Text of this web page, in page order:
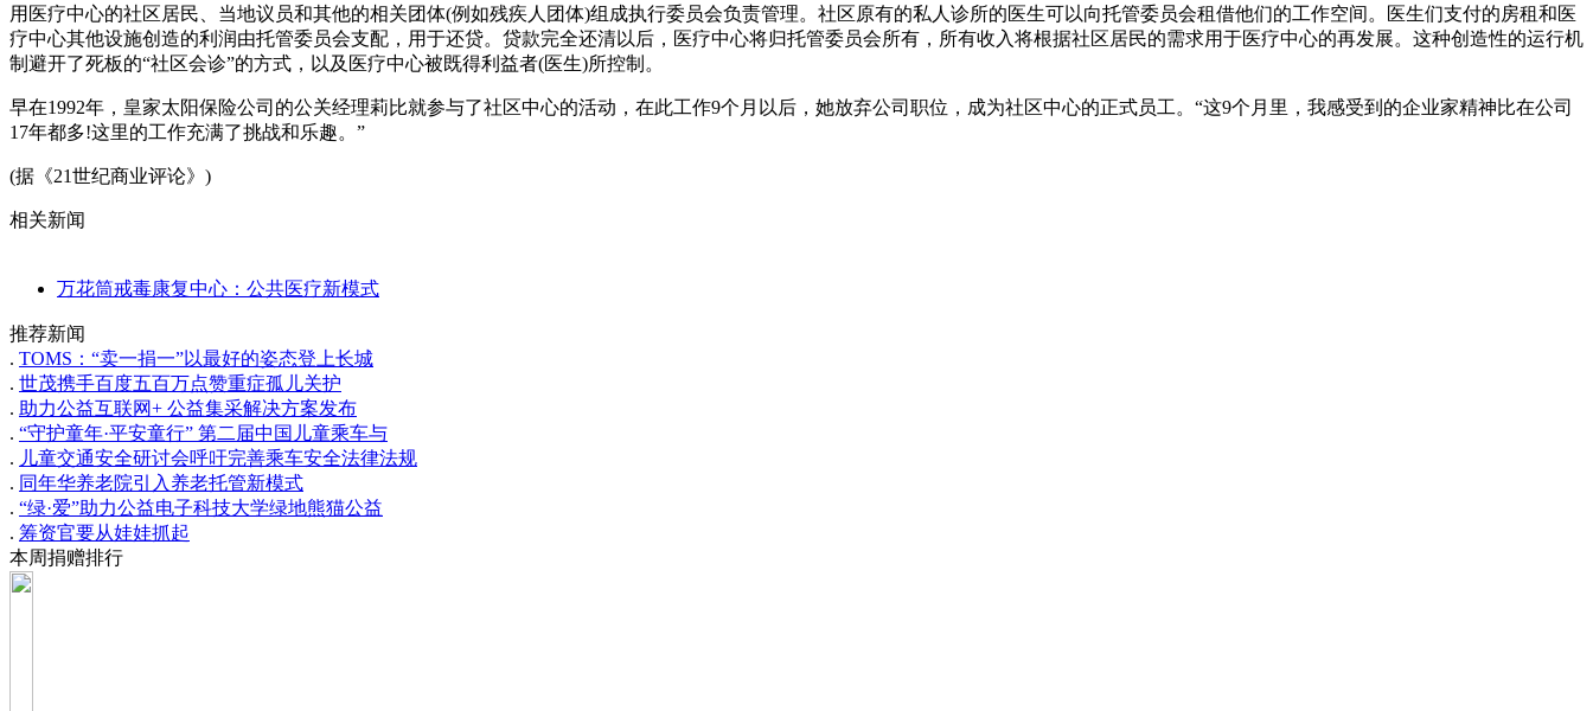
用医疗中心的社区居民、当地议员和其他的相关团体(例如残疾人团体)组成执行委员会负责管理。社区原有的私人诊所的医生可以向托管委员会租借他们的工作空间。医生们支付的房租和医
疗中心其他设施创造的利润由托管委员会支配，用于还贷。贷款完全还清以后，医疗中心将归托管委员会所有，所有收入将根据社区居民的需求用于医疗中心的再发展。这种创造性的运行机
制避开了死板的“社区会诊”的方式，以及医疗中心被既得利益者(医生)所控制。
早在1992年，皇家太阳保险公司的公关经理莉比就参与了社区中心的活动，在此工作9个月以后，她放弃公司职位，成为社区中心的正式员工。“这9个月里，我感受到的企业家精神比在公司
17年都多!这里的工作充满了挑战和乐趣。”
(据《21世纪商业评论》)
相关新闻
万花筒戒毒康复中心：公共医疗新模式
推荐新闻
. TOMS：“卖一捐一”以最好的姿态登上长城
. 世茂携手百度五百万点赞重症孤儿关护
. 助力公益互联网+ 公益集采解决方案发布
. “守护童年·平安童行” 第二届中国儿童乘车与
. 儿童交通安全研讨会呼吁完善乘车安全法律法规
. 同年华养老院引入养老托管新模式
. “绿·爱”助力公益电子科技大学绿地熊猫公益
. 筹资官要从娃娃抓起
本周捐赠排行